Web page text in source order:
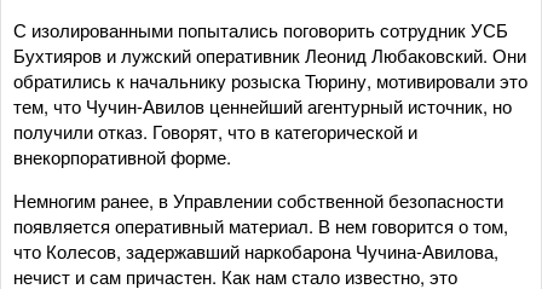
С изолированными попытались поговорить сотрудник УСБ
Бухтияров и лужский оперативник Леонид Любаковский. Они
обратились к начальнику розыска Тюрину, мотивировали это
тем, что Чучин-Авилов ценнейший агентурный источник, но
получили отказ. Говорят, что в категорической и
внекорпоративной форме.
Немногим ранее, в Управлении собственной безопасности
появляется оперативный материал. В нем говорится о том,
что Колесов, задержавший наркобарона Чучина-Авилова,
нечист и сам причастен. Как нам стало известно, это